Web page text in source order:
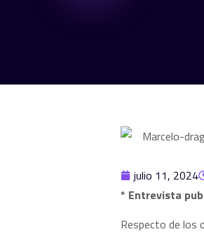
julio 11, 2024
* Entrevista
Respecto de los